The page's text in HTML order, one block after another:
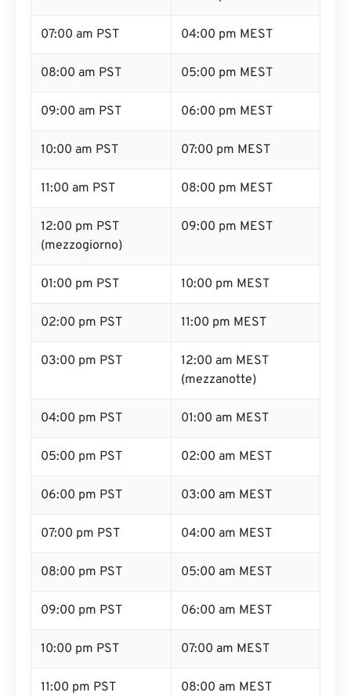
07:00 am PST 04:00 pm MEST
08:00 am PST 05:00 pm MEST
09:00 am PST 06:00 pm MEST
10:00 am PST 07:00 pm MEST
11:00 am PST 08:00 pm MEST
12:00 pm PST
(mezzogiorno)
09:00 pm MEST
01:00 pm PST 10:00 pm MEST
02:00 pm PST 11:00 pm MEST
03:00 pm PST
12:00 am MEST
(mezzanotte)
04:00 pm PST 01:00 am MEST
05:00 pm PST 02:00 am MEST
06:00 pm PST 03:00 am MEST
07:00 pm PST 04:00 am MEST
08:00 pm PST 05:00 am MEST
09:00 pm PST 06:00 am MEST
10:00 pm PST 07:00 am MEST
11:00 pm PST 08:00 am MEST